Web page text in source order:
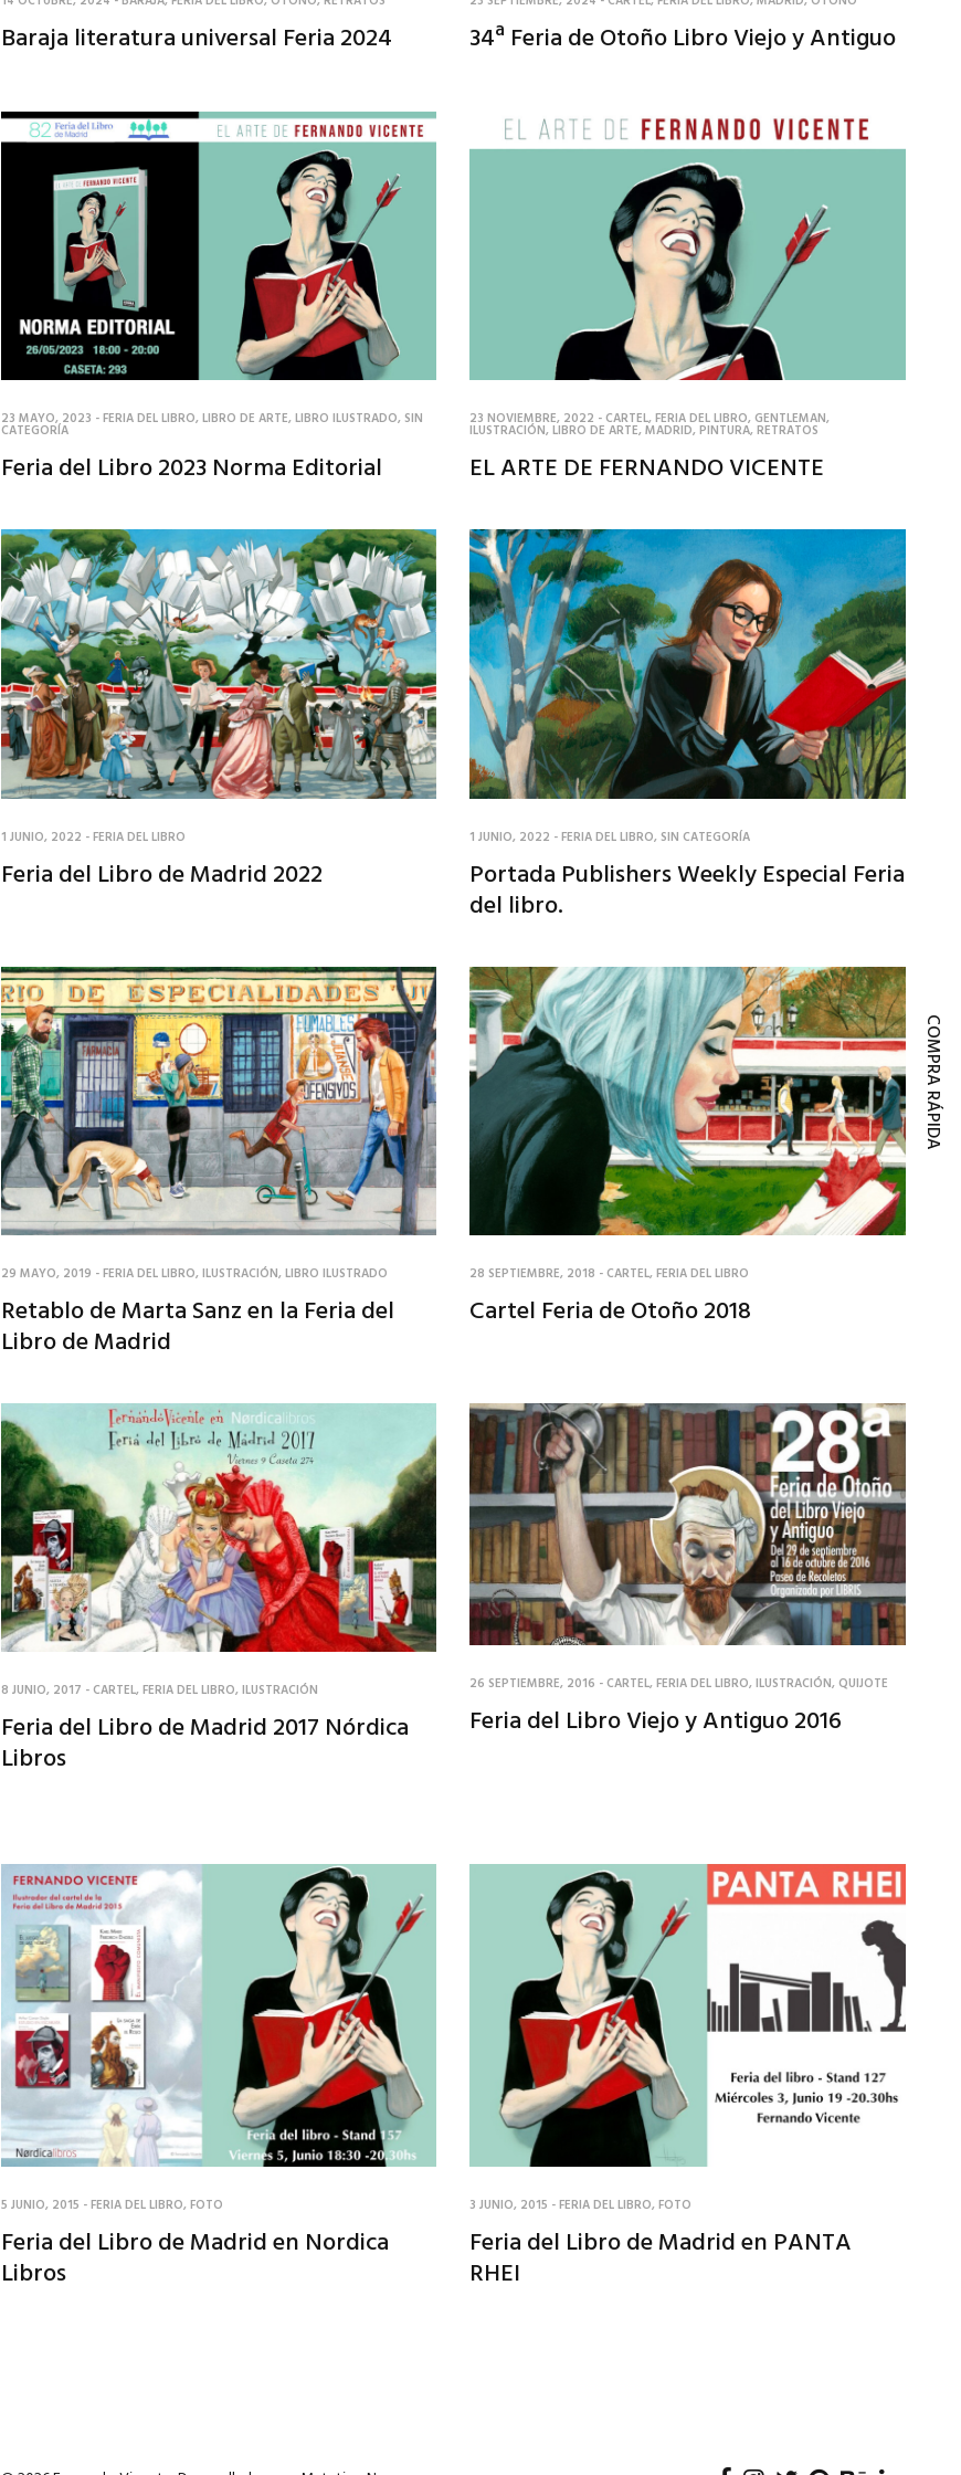
Baraja literatura universal Feria 2024 34ª Feria de Otoño Libro Viejo y Antiguo
23 MAYO, 2023 -FERIA DEL LIBRO,LIBRO DE ARTE,LIBRO ILUSTRADO, SIN
CATEGORÍA
Feria del Libro 2023 Norma Editorial
23 NOVIEMBRE, 2022 - CARTEL,FERIA DEL LIBRO, GENTLEMAN,
ILUSTRACIÓN,LIBRO DE ARTE,MADRID,PINTURA,RETRATOS
EL ARTE DE FERNANDO VICENTE
1 JUNIO, 2022 -FERIA DEL LIBRO
Feria del Libro de Madrid 2022
1 JUNIO, 2022 -FERIA DEL LIBRO, SIN CATEGORÍA
Portada Publishers Weekly Especial Feria
del libro.
29 MAYO, 2019 -FERIA DEL LIBRO,ILUSTRACIÓN,LIBRO ILUSTRADO
Retablo de Marta Sanz en la Feria del
Libro de Madrid
28 SEPTIEMBRE, 2018 - CARTEL,FERIA DEL LIBRO
Cartel Feria de Otoño 2018
8 JUNIO, 2017 - CARTEL,FERIA DEL LIBRO,ILUSTRACIÓN
Feria del Libro de Madrid 2017 Nórdica
Libros
26 SEPTIEMBRE, 2016 - CARTEL,FERIA DEL LIBRO,ILUSTRACIÓN, QUIJOTE
Feria del Libro Viejo y Antiguo 2016
5 JUNIO, 2015 -FERIA DEL LIBRO,FOTO
Feria del Libro de Madrid en Nordica
Libros
3 JUNIO, 2015 -FERIA DEL LIBRO,FOTO
Feria del Libro de Madrid en PANTA
RHEI
COMPRA RÁPIDA